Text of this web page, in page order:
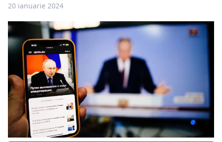
20 ianuarie 2024